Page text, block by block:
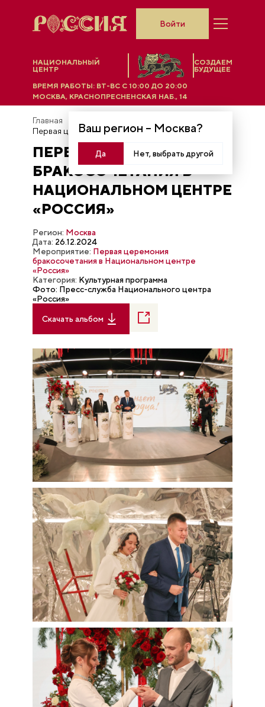
НАЦИОНАЛЬНЫЙ
ЦЕНТР
СОЗДАЕМ
БУДУЩЕЕ
Ваш регион – Москва?
Да Нет, выбрать другой
ВРЕМЯ РАБОТЫ: ВТ-ВС C 10:00 ДО 20:00
МОСКВА, КРАСНОПРЕСНЕНСКАЯ НАБ., 14
Войти
Главная
ПЕРВАЯ ЦЕРЕМОНИЯ
БРАКОСОЧЕТАНИЯ В
НАЦИОНАЛЬНОМ ЦЕНТРЕ
«РОССИЯ»
Регион: Москва
Дата: 26.12.2024
Мероприятие: Первая церемония
бракосочетания в Национальном центре
«Россия»
Категория: Культурная программа
Фото: Пресс-служба Национального центра
«Россия»
Скачать альбом